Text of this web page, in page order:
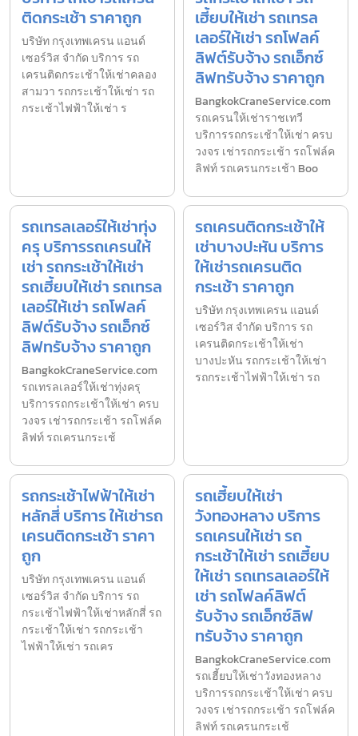
ติดกระเช้า ราคาถูก
บริษัท กรุงเทพเครน แอนด์
เซอร์วิส จำกัด บริการ รถ
เครนติดกระเช้าให้เช่าคลอง
สามวา รถกระเช้าให้เช่า รถ
กระเช้าไฟฟ้าให้เช่า ร
เฮี้ยบให้เช่า รถเทรล
เลอร์ให้เช่า รถโฟลค์
ลิฟต์รับจ้าง รถเอ็กซ์
ลิฟทรับจ้าง ราคาถูก
BangkokCraneService.com
รถเครนให้เช่าราชเทวี
บริการรถกระเช้าให้เช่า ครบ
วงจร เช่ารถกระเช้า รถโฟล์ค
ลิฟท์ รถเครนกระเช้า Boo
รถเทรลเลอร์ให้เช่าทุ่ง
ครุ บริการรถเครนให้
เช่า รถกระเช้าให้เช่า
รถเฮี้ยบให้เช่า รถเทรล
เลอร์ให้เช่า รถโฟลค์
ลิฟต์รับจ้าง รถเอ็กซ์
ลิฟทรับจ้าง ราคาถูก
BangkokCraneService.com
รถเทรลเลอร์ให้เช่าทุ่งครุ
บริการรถกระเช้าให้เช่า ครบ
วงจร เช่ารถกระเช้า รถโฟล์ค
ลิฟท์ รถเครนกระเช้
รถเครนติดกระเช้าให้
เช่าบางปะหัน บริการ
ให้เช่ารถเครนติด
กระเช้า ราคาถูก
บริษัท กรุงเทพเครน แอนด์
เซอร์วิส จำกัด บริการ รถ
เครนติดกระเช้าให้เช่า
บางปะหัน รถกระเช้าให้เช่า
รถกระเช้าไฟฟ้าให้เช่า รถ
รถกระเช้าไฟฟ้าให้เช่า
หลักสี่ บริการ ให้เช่ารถ
เครนติดกระเช้า ราคา
ถูก
บริษัท กรุงเทพเครน แอนด์
เซอร์วิส จำกัด บริการ รถ
กระเช้าไฟฟ้าให้เช่าหลักสี่ รถ
กระเช้าให้เช่า รถกระเช้า
ไฟฟ้าให้เช่า รถเคร
รถเฮี้ยบให้เช่า
วังทองหลาง บริการ
รถเครนให้เช่า รถ
กระเช้าให้เช่า รถเฮี้ยบ
ให้เช่า รถเทรลเลอร์ให้
เช่า รถโฟลค์ลิฟต์
รับจ้าง รถเอ็กซ์ลิฟ
ทรับจ้าง ราคาถูก
BangkokCraneService.com
รถเฮี้ยบให้เช่าวังทองหลาง
บริการรถกระเช้าให้เช่า ครบ
วงจร เช่ารถกระเช้า รถโฟล์ค
ลิฟท์ รถเครนกระเช้